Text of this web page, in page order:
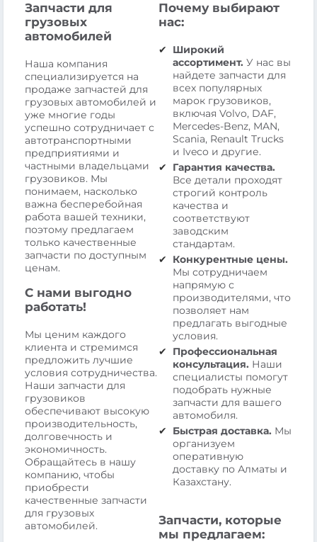
Запчасти для
грузовых
автомобилей
Наша компания
специализируется на
продаже запчастей для
грузовых автомобилей и
уже многие годы
успешно сотрудничает с
автотранспортными
предприятиями и
частными владельцами
грузовиков. Мы
понимаем, насколько
важна бесперебойная
работа вашей техники,
поэтому предлагаем
только качественные
запчасти по доступным
ценам.
С нами выгодно
работать!
Мы ценим каждого
клиента и стремимся
предложить лучшие
условия сотрудничества.
Наши запчасти для
грузовиков
обеспечивают высокую
производительность,
долговечность и
экономичность.
Обращайтесь в нашу
компанию, чтобы
приобрести
качественные запчасти
для грузовых
автомобилей.
Почему выбирают
нас:
Широкий
ассортимент. У нас вы
найдете запчасти для
всех популярных
марок грузовиков,
включая Volvo, DAF,
Mercedes-Benz, MAN,
Scania, Renault Trucks
и Iveco и другие.
Гарантия качества.
Все детали проходят
строгий контроль
качества и
соответствуют
заводским
стандартам.
Конкурентные цены.
Мы сотрудничаем
напрямую с
производителями, что
позволяет нам
предлагать выгодные
условия.
Профессиональная
консультация. Наши
специалисты помогут
подобрать нужные
запчасти для вашего
автомобиля.
Быстрая доставка. Мы
организуем
оперативную
доставку по Алматы и
Казахстану.
Запчасти, которые
мы предлагаем: